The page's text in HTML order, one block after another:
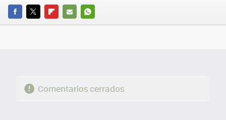
FACEBOOK
TWITTERFLIPBOARD
E-
WHATSAPP
Comentarios cerrados